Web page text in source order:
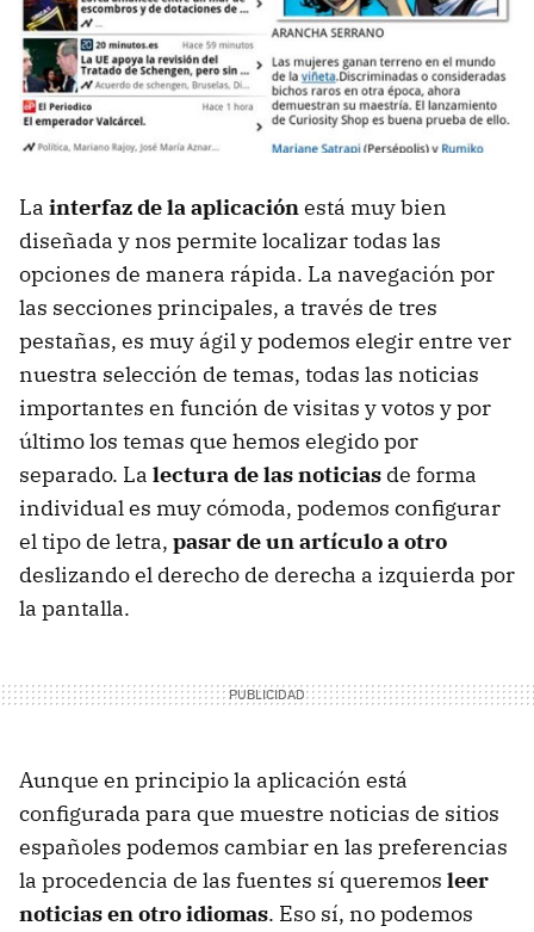
La interfaz de la aplicaciónestá muy bien
diseñada y nos permite localizar todas las
opciones de manera rápida. La navegación por
las secciones principales, a través de tres
pestañas, es muy ágil y podemos elegir entre ver
nuestra selección de temas, todas las noticias
importantes en función de visitas y votos y por
último los temas que hemos elegido por
separado. La lectura de las noticias de forma
individual es muy cómoda, podemos configurar
el tipo de letra, pasar de un artículo a otro
deslizando el derecho de derecha a izquierda por
la pantalla.
Aunque en principio la aplicación está
configurada para que muestre noticias de sitios
españoles podemos cambiar en las preferencias
la procedencia de las fuentes sí queremos leer
noticias en otro idiomas. Eso sí, no podemos